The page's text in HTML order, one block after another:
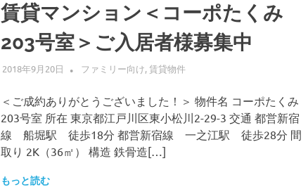
賃貸マンション＜コーポたくみ
203号室＞ご入居者様募集中
2018年9月20日 ALLFLOW
ファミリー向け,賃貸物件
＜ご成約ありがとうございました！＞ 物件名 コーポたくみ
203号室 所在 東京都江戸川区東小松川2-29-3 交通 都営新宿
線 船堀駅 徒歩18分 都営新宿線 一之江駅 徒歩28分 間
取り 2K（36㎡） 構造 鉄骨造[…]
もっと読む